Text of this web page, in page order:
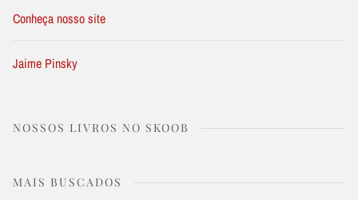
Conheça nosso site
Jaime Pinsky
NOSSOS LIVROS NO SKOOB
MAIS BUSCADOS